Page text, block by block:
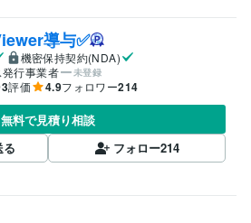
導与✅
機密保持契約(NDA)
行事業者
未登録
評価 4.9フォロワー214
無料で見積り相談
る
フォロー214